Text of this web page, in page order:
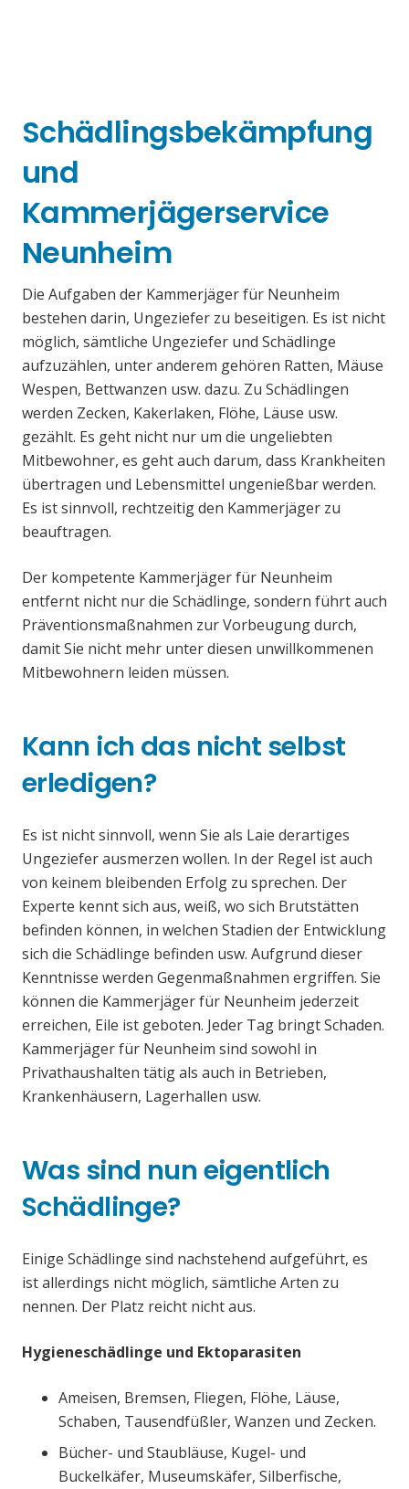
Schädlingsbekämpfung
und
Kammerjägerservice
Neunheim
Die Aufgaben der Kammerjäger für Neunheim
bestehen darin, Ungeziefer zu beseitigen. Es ist nicht
möglich, sämtliche Ungeziefer und Schädlinge
aufzuzählen, unter anderem gehören Ratten, Mäuse
Wespen, Bettwanzen usw. dazu. Zu Schädlingen
werden Zecken, Kakerlaken, Flöhe, Läuse usw.
gezählt. Es geht nicht nur um die ungeliebten
Mitbewohner, es geht auch darum, dass Krankheiten
übertragen und Lebensmittel ungenießbar werden.
Es ist sinnvoll, rechtzeitig den Kammerjäger zu
beauftragen.
Der kompetente Kammerjäger für Neunheim
entfernt nicht nur die Schädlinge, sondern führt auch
Präventionsmaßnahmen zur Vorbeugung durch,
damit Sie nicht mehr unter diesen unwillkommenen
Mitbewohnern leiden müssen.
Kann ich das nicht selbst
erledigen?
Es ist nicht sinnvoll, wenn Sie als Laie derartiges
Ungeziefer ausmerzen wollen. In der Regel ist auch
von keinem bleibenden Erfolg zu sprechen. Der
Experte kennt sich aus, weiß, wo sich Brutstätten
befinden können, in welchen Stadien der Entwicklung
sich die Schädlinge befinden usw. Aufgrund dieser
Kenntnisse werden Gegenmaßnahmen ergriffen. Sie
können die Kammerjäger für Neunheim jederzeit
erreichen, Eile ist geboten. Jeder Tag bringt Schaden.
Kammerjäger für Neunheim sind sowohl in
Privathaushalten tätig als auch in Betrieben,
Krankenhäusern, Lagerhallen usw.
Was sind nun eigentlich
Schädlinge?
Einige Schädlinge sind nachstehend aufgeführt, es
ist allerdings nicht möglich, sämtliche Arten zu
nennen. Der Platz reicht nicht aus.
Hygieneschädlinge und Ektoparasiten
Ameisen, Bremsen, Fliegen, Flöhe, Läuse,
Schaben, Tausendfüßler, Wanzen und Zecken.
Bücher- und Staubläuse, Kugel- und
Buckelkäfer, Museumskäfer, Silberfische,